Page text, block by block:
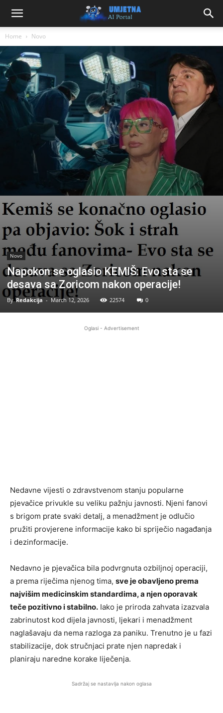
Home Novo
Novo
Napokon se oglasio KEMlŠ: Evo sta se
desava sa Zoricom nakon operacije!
By Redakcija - March 12, 2026 22574 0
Oglasi - Advertisement
Nedavne vijesti o zdravstvenom stanju popularne
pjevačice privukle su veliku pažnju javnosti. Njeni fanovi
s brigom prate svaki detalj, a menadžment je odlučio
pružiti provjerene informacije kako bi spriječio nagađanja
i dezinformacije.
Nedavno je pjevačica bila podvrgnuta ozbiljnoj operaciji,
a prema riječima njenog tima, sve je obavljeno prema
najvišim medicinskim standardima, a njen oporavak
teče pozitivno i stabilno. Iako je priroda zahvata izazvala
zabrinutost kod dijela javnosti, ljekari i menadžment
naglašavaju da nema razloga za paniku. Trenutno je u fazi
stabilizacije, dok stručnjaci prate njen napredak i
planiraju naredne korake liječenja.
Sadržaj se nastavlja nakon oglasa